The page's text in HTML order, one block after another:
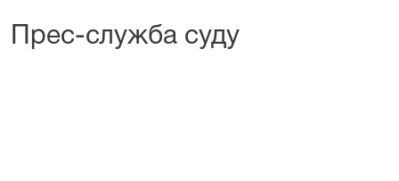
Прес-служба суду